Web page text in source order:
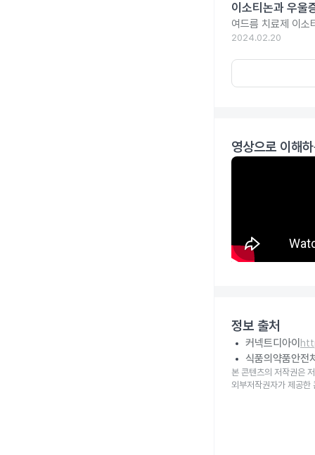
이소티논과 우울
여드름 치료제 이소
2024.02.20
영상으로 이해
정보 출처
커넥트디아이
식품의약품안전
본 콘텐츠의 저작권은
외부저작권자가 제공한